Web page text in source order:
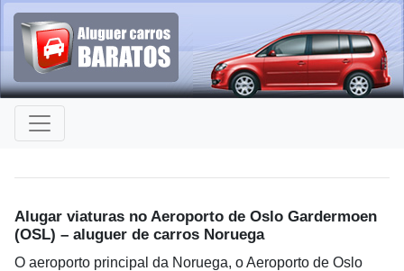
Alugar viaturas no Aeroporto de Oslo Gardermoen
(OSL) – aluguer de carros Noruega
O aeroporto principal da Noruega, o Aeroporto de Oslo